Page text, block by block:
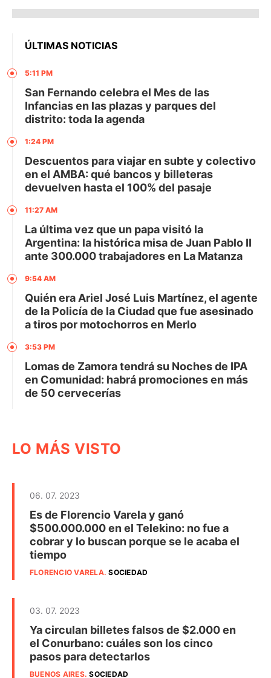
ÚLTIMAS NOTICIAS
5:11 PM
San Fernando celebra el Mes de las
Infancias en las plazas y parques del
distrito: toda la agenda
1:24 PM
Descuentos para viajar en subte y colectivo
en el AMBA: qué bancos y billeteras
devuelven hasta el 100% del pasaje
11:27 AM
La última vez que un papa visitó la
Argentina: la histórica misa de Juan Pablo II
ante 300.000 trabajadores en La Matanza
9:54 AM
Quién era Ariel José Luis Martínez, el agente
de la Policía de la Ciudad que fue asesinado
a tiros por motochorros en Merlo
3:53 PM
Lomas de Zamora tendrá su Noches de IPA
en Comunidad: habrá promociones en más
de 50 cervecerías
LO MÁS VISTO
06. 07. 2023
Es de Florencio Varela y ganó
$500.000.000 en el Telekino: no fue a
cobrar y lo buscan porque se le acaba el
tiempo
FLORENCIO VARELA.SOCIEDAD
03. 07. 2023
Ya circulan billetes falsos de $2.000 en
el Conurbano: cuáles son los cinco
pasos para detectarlos
BUENOS AIRES.SOCIEDAD